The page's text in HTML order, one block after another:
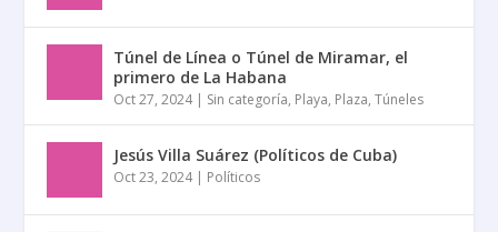
Túnel de Línea o Túnel de Miramar, el
primero de La Habana
Oct 27, 2024| Sin categoría, Playa, Plaza,Túneles
Jesús Villa Suárez (Políticos de Cuba)
Oct 23, 2024| Políticos